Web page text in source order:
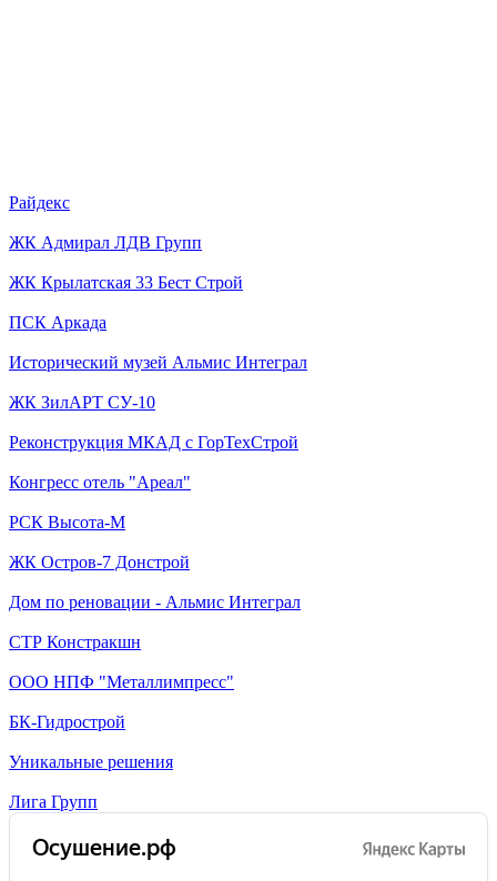
Райдекс
ЖК Адмирал ЛДВ Групп
ЖК Крылатская 33 Бест Строй
ПСК Аркада
Исторический музей Альмис Интеграл
ЖК ЗилАРТ СУ-10
Реконструкция МКАД с ГорТехСтрой
Конгресс отель "Ареал"
РСК Высота-М
ЖК Остров-7 Донстрой
Дом по реновации - Альмис Интеграл
СТР Констракшн
ООО НПФ "Металлимпресс"
БК-Гидрострой
Уникальные решения
Лига Групп